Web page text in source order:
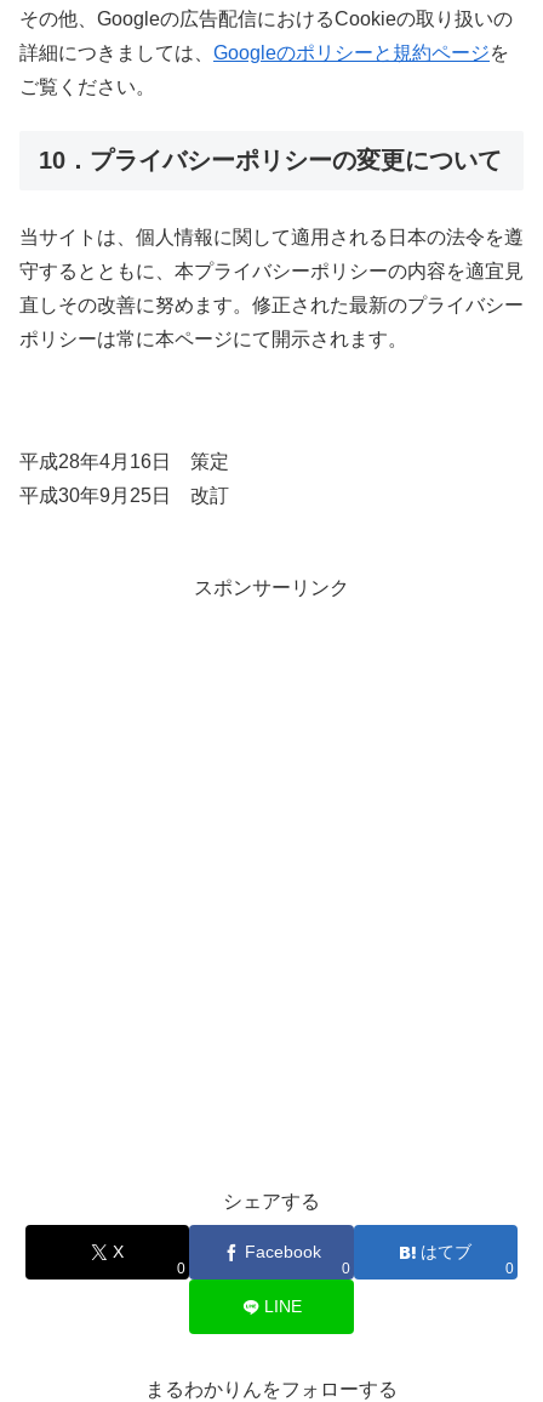
その他、Googleの広告配信におけるCookieの取り扱いの
詳細につきましては、 Googleのポリシーと規約ページを
ご覧ください。
10．プライバシーポリシーの変更について
当サイトは、個人情報に関して適用される日本の法令を遵
守するとともに、本プライバシーポリシーの内容を適宜見
直しその改善に努めます。修正された最新のプライバシー
ポリシーは常に本ページにて開示されます。
平成28年4月16日 策定
平成30年9月25日 改訂
スポンサーリンク
シェアする
X
0
Facebook
0
はてブ
0
LINE
まるわかりんをフォローする